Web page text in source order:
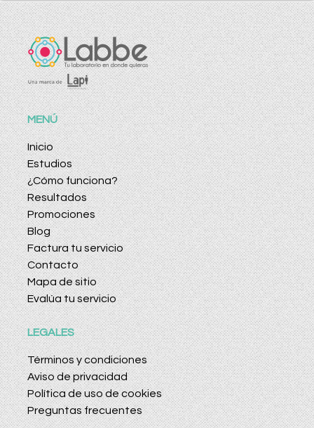
MENÚ
Inicio
Estudios
¿Cómo funciona?
Resultados
Promociones
Blog
Factura tu servicio
Contacto
Mapa de sitio
Evalúa tu servicio
LEGALES
Términos y condiciones
Aviso de privacidad
Política de uso de cookies
Preguntas frecuentes